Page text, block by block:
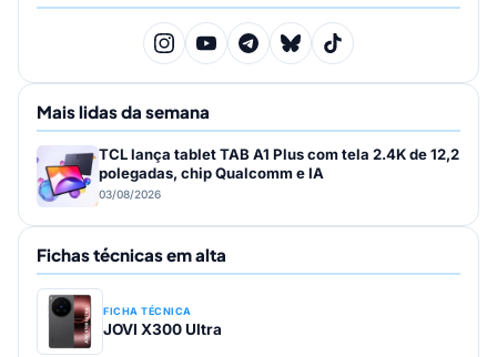
Mais lidas da semana
TCL lança tablet TAB A1 Plus com tela 2.4K de 12,2
polegadas, chip Qualcomm e IA
03/08/2026
Fichas técnicas em alta
FICHA TÉCNICA
JOVI X300 Ultra